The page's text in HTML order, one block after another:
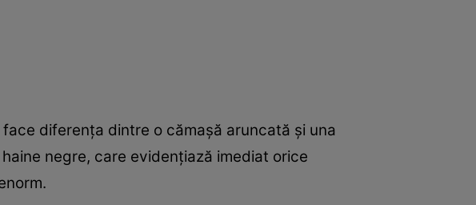
diferența dintre o cămașă aruncată și una
negre, care evidențiază imediat orice